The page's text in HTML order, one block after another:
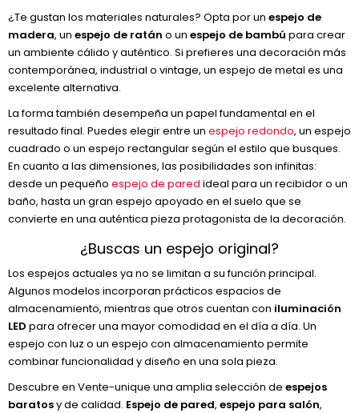
¿Te gustan los materiales naturales? Opta por un espejo de
madera, un espejo de ratán o un espejo de bambú para crear
un ambiente cálido y auténtico. Si prefieres una decoración más
contemporánea, industrial o vintage, un espejo de metal es una
excelente alternativa.
La forma también desempeña un papel fundamental en el
resultado final. Puedes elegir entre un espejo redondo, un espejo
cuadrado o un espejo rectangular según el estilo que busques.
En cuanto a las dimensiones, las posibilidades son infinitas:
desde un pequeño espejo de pared ideal para un recibidor o un
baño, hasta un gran espejo apoyado en el suelo que se
convierte en una auténtica pieza protagonista de la decoración.
¿Buscas un espejo original?
Los espejos actuales ya no se limitan a su función principal.
Algunos modelos incorporan prácticos espacios de
almacenamiento, mientras que otros cuentan con iluminación
LED para ofrecer una mayor comodidad en el día a día. Un
espejo con luz o un espejo con almacenamiento permite
combinar funcionalidad y diseño en una sola pieza.
Descubre en Vente-unique una amplia selección de espejos
baratosy de calidad. Espejo de pared, espejo para salón,